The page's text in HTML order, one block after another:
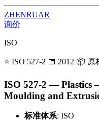
ZHENRUAR
询价
ISO
⭐ ISO 527-2 📅 2012 📦 原
ISO 527-2 — Plastics
Moulding and
标准体系: ISO